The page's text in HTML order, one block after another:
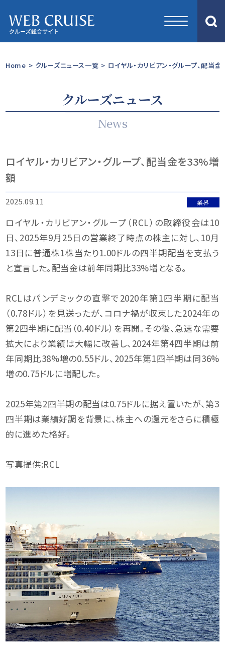
Home > クルーズニュース一覧 > ロイヤル・カリビアン・グループ、配当
クルーズニュース
News
ロイヤル・カリビアン・グループ、配当金を33%増
額
2025.09.11 業界
ロイヤル・カリビアン・グループ（RCL）の取締役会は10
日、2025年9月25日の営業終了時点の株主に対し、10月
13日に普通株1株当たり1.00ドルの四半期配当を支払う
と宣言した。配当金は前年同期比33%増となる。
RCLはパンデミックの直撃で2020年第1四半期に配当
（0.78ドル）を見送ったが、コロナ禍が収束した2024年の
第2四半期に配当（0.40ドル）を再開。その後、急速な需要
拡大により業績は大幅に改善し、2024年第4四半期は前
年同期比38%増の0.55ドル、2025年第1四半期は同36%
増の0.75ドルに増配した。
2025年第2四半期の配当は0.75ドルに据え置いたが、第3
四半期は業績好調を背景に、株主への還元をさらに積極
的に進めた格好。
写真提供:RCL